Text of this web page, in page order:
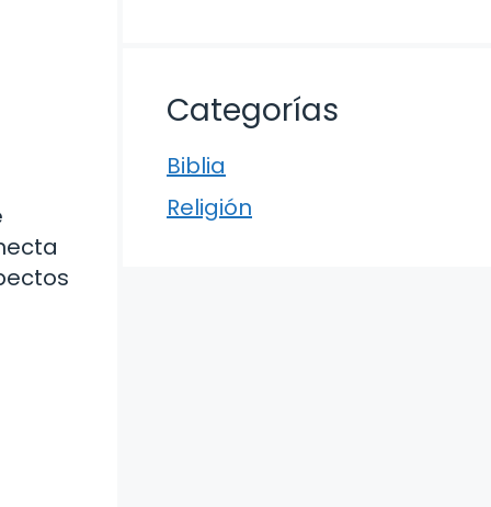
Categorías
Biblia
Religión